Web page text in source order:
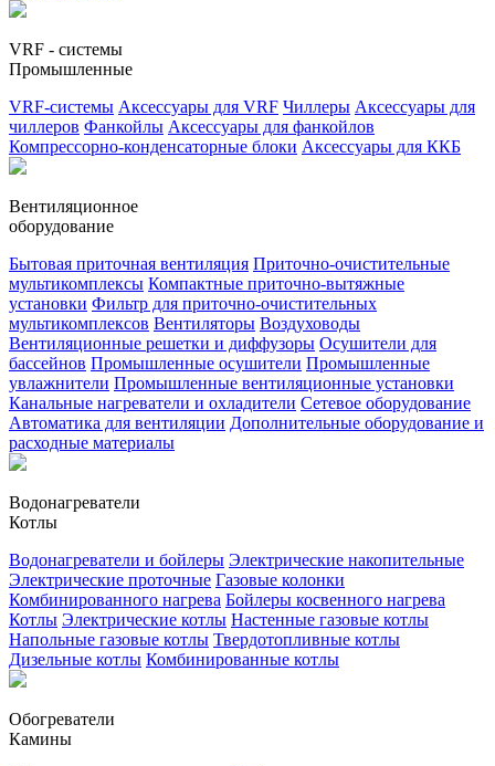
VRF - системы
Промышленные
VRF-системы Аксессуары для VRF Чиллеры Аксессуары для
чиллеров Фанкойлы Аксессуары для фанкойлов
Компрессорно-конденсаторные блоки Аксессуары для ККБ
Вентиляционное
оборудование
Бытовая приточная вентиляция Приточно-очистительные
мультикомплексы Компактные приточно-вытяжные
установки Фильтр для приточно-очистительных
мультикомплексов Вентиляторы Воздуховоды
Вентиляционные решетки и диффузоры Осушители для
бассейнов Промышленные осушители Промышленные
увлажнители Промышленные вентиляционные установки
Канальные нагреватели и охладители Сетевое оборудование
Автоматика для вентиляции Дополнительные оборудование и
расходные материалы
Водонагреватели
Котлы
Водонагреватели и бойлеры Электрические накопительные
Электрические проточные Газовые колонки
Комбинированного нагрева Бойлеры косвенного нагрева
Котлы Электрические котлы Настенные газовые котлы
Напольные газовые котлы Твердотопливные котлы
Дизельные котлы Комбинированные котлы
Обогреватели
Камины